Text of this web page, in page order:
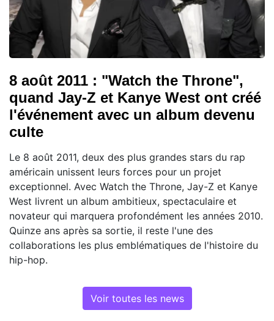
8 août 2011 : "Watch the Throne",
quand Jay-Z et Kanye West ont créé
l'événement avec un album devenu
culte
Le 8 août 2011, deux des plus grandes stars du rap
américain unissent leurs forces pour un projet
exceptionnel. Avec Watch the Throne, Jay-Z et Kanye
West livrent un album ambitieux, spectaculaire et
novateur qui marquera profondément les années 2010.
Quinze ans après sa sortie, il reste l'une des
collaborations les plus emblématiques de l'histoire du
hip-hop.
Voir toutes les news